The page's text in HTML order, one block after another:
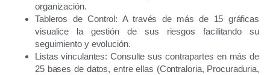
organización.
Tableros de Control: A través de más de 15 gráficas
visualice la gestión de sus riesgos facilitando su
seguimiento y evolución.
Listas vinculantes: Consulte sus contrapartes en más de
25 bases de datos, entre ellas (Contraloria, Procuraduria,